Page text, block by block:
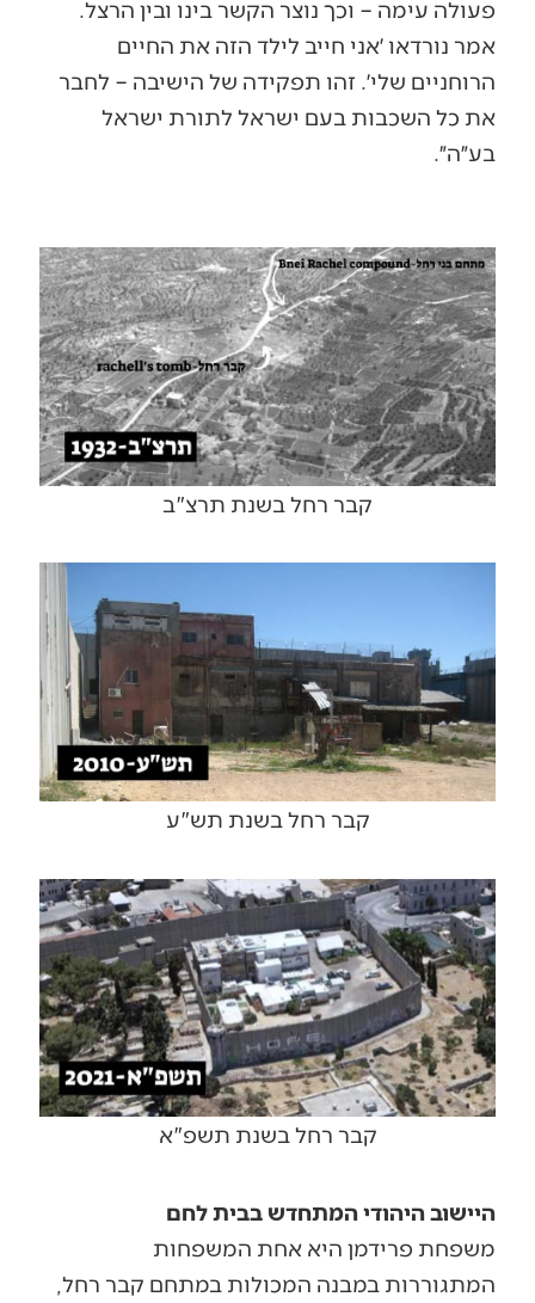
פעולה עימה – וכך נוצר הקשר בינו ובין הרצל.
אמר נורדאו ׳אני חייב לילד הזה את החיים
הרוחניים שלי׳. זהו תפקידה של הישיבה – לחבר
את כל השכבות בעם ישראל לתורת ישראל
בע״ה״.
קבר רחל בשנת תרצ"ב
קבר רחל בשנת תש"ע
קבר רחל בשנת תשפ"א
היישוב היהודי המתחדש בבית לחם
משפחת פרידמן היא אחת המשפחות
המתגוררות במבנה המכולות במתחם קבר רחל,